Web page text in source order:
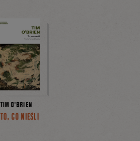
TIM O'BRIEN
TO, CO NIEŚLI